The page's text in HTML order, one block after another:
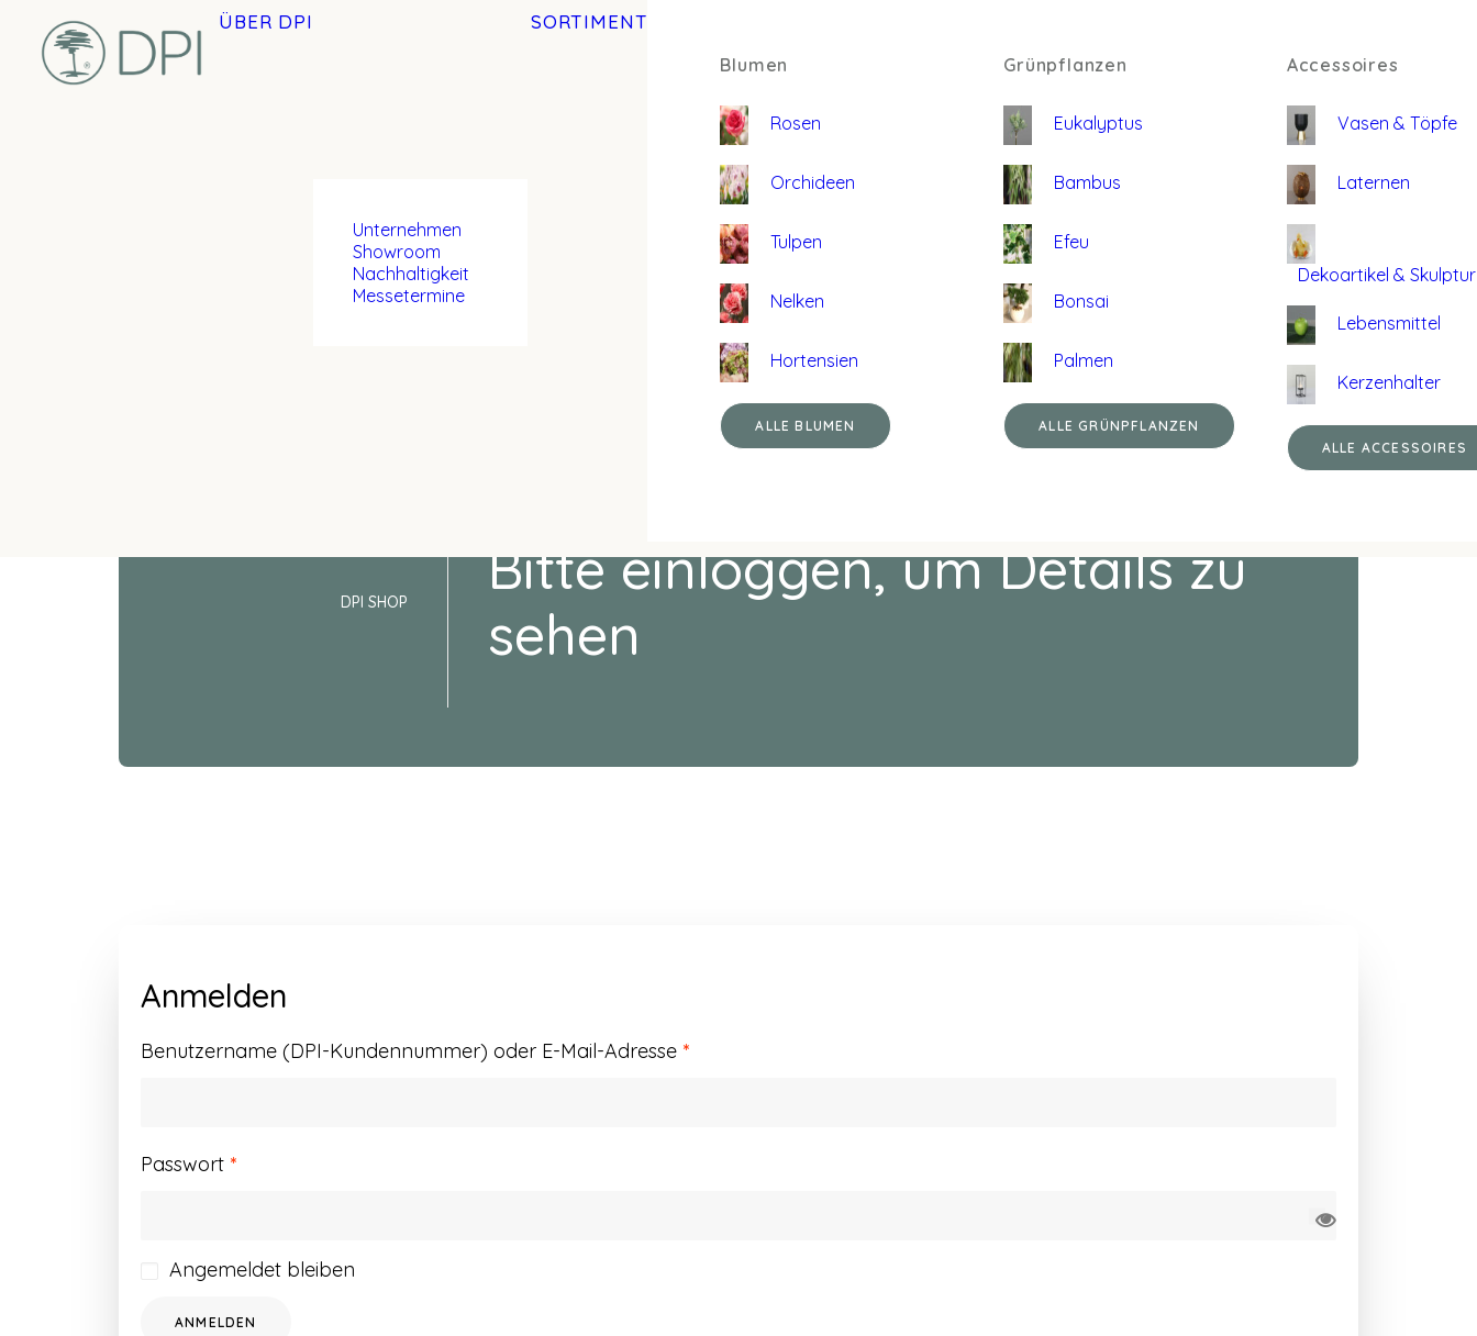
ÜBER DPI
Unternehmen
Showroom
Nachhaltigkeit
Messetermine
SORTIMENT
Blumen
Rosen
Orchideen
Tulpen
Nelken
Hortensien
ALLE BLUMEN
Grünpflanzen
Eukalyptus
Bambus
Efeu
Bonsai
Palmen
ALLE GRÜNPFLANZEN
Accessoires
Vasen & Töpfe
Laternen
Dekoartikel &
Lebensmittel
Kerzenhalter
ALLE ACCESSOIRES
DPI SHOP
Bitte einloggen, um Details zu
sehen
Anmelden
Benutzername (DPI-Kundennummer) oder E-Mail-Adresse *Erforderlich
Passwort *Erforderlich
Angemeldet bleiben
ANMELDEN